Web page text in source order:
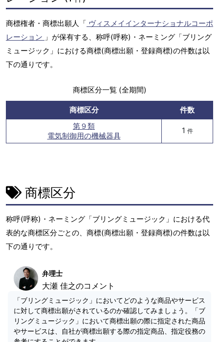
商標権者・商標出願人「 ヴィスメイインターナショナルコーポ
レーション 」が保有する、称呼(呼称)・ネーミング「ブリング
ミュージック」における商標(商標出願・登録商標)の件数は以
下の通りです。
商標区分一覧 (全期間)
商標区分
件数
第９類
電気制御用の機械器具
1 件
商標区分
称呼(呼称)・ネーミング「ブリングミュージック」における代
表的な商標区分ごとの、商標(商標出願・登録商標)の件数は以
下の通りです。
弁理士
大瀬 佳之のコメント
「ブリングミュージック」においてどのような商品やサービス
に対して商標出願がされているのか確認してみましょう。「ブ
リングミュージック」において商標出願の際に指定された商品
やサービスは、自社が商標出願する際の指定商品、指定役務の